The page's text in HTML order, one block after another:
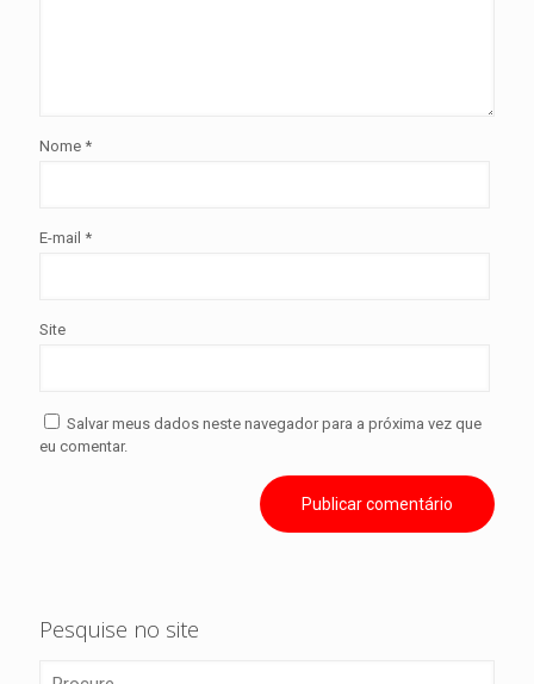
Nome *
E-mail *
Site
Salvar meus dados neste navegador para a próxima vez que
eu comentar.
Pesquise no site